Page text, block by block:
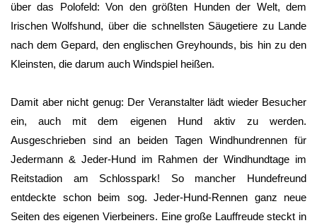
über das Polofeld: Von den größten Hunden der Welt, dem
Irischen Wolfshund, über die schnellsten Säugetiere zu Lande
nach dem Gepard, den englischen Greyhounds, bis hin zu den
Kleinsten, die darum auch Windspiel heißen.
Damit aber nicht genug: Der Veranstalter lädt wieder Besucher
ein, auch mit dem eigenen Hund aktiv zu werden.
Ausgeschrieben sind an beiden Tagen Windhundrennen für
Jedermann & Jeder-Hund im Rahmen der Windhundtage im
Reitstadion am Schlosspark! So mancher Hundefreund
entdeckte schon beim sog. Jeder-Hund-Rennen ganz neue
Seiten des eigenen Vierbeiners. Eine große Lauffreude steckt in